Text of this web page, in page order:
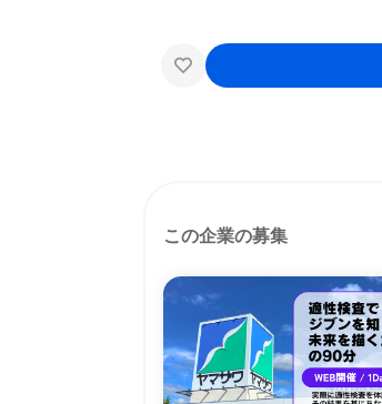
この企業の募集